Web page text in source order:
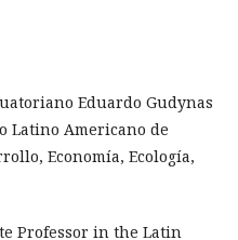
Eduardo Gudynas
Latino Americano de
Economía, Ecología,
Professor in the Latin